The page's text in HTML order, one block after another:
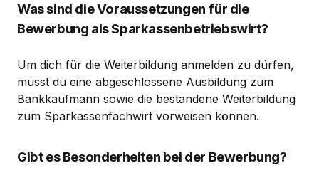
Was sind die Voraussetzungen für die
Bewerbung als Sparkassenbetriebswirt?
Um dich für die Weiterbildung anmelden zu dürfen,
musst du eine abgeschlossene Ausbildung zum
Bankkaufmann sowie die bestandene Weiterbildung
zum Sparkassenfachwirt vorweisen können.
Gibt es Besonderheiten bei der Bewerbung?